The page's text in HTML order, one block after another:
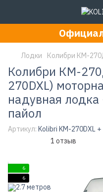
Лодки Колибри КМ-
Колибри КМ-
270DXL)
надувная
пайол
Артикул: Kolibri KM-270DXL
1 отзыв
6
6